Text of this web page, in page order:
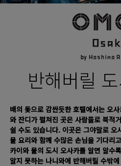
반해버릴
배의 돛으로 감싼듯한 호텔에서는 오
와 잔디가 펼쳐진 곳은 사람들로 북적
쉴 수도 있습니다. 이곳은 그야말로 오
물 요리와 함께 수많은 손님을 기다리
카이와 물의 도시 오사카를 알면 알수
알지 못하는 나니와에 반해버릴 수밖